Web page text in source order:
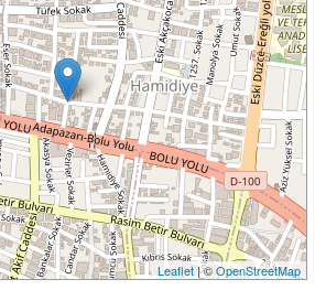
Leaflet| ©OpenStreetMap